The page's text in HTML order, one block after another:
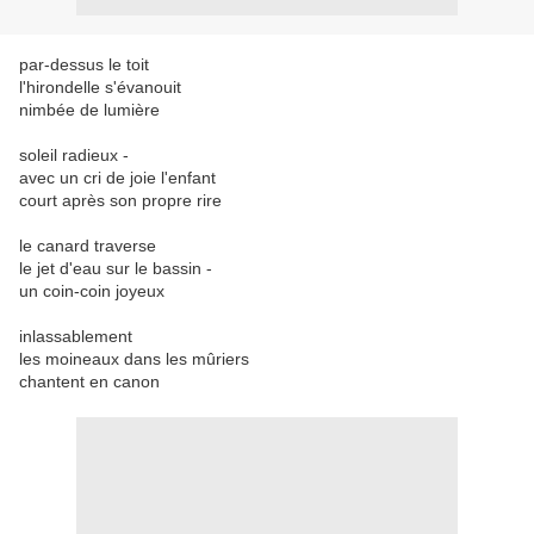
par-dessus le toit
l'hirondelle s'évanouit
nimbée de lumière
soleil radieux -
avec un cri de joie l'enfant
court après son propre rire
le canard traverse
le jet d'eau sur le bassin -
un coin-coin joyeux
inlassablement
les moineaux dans les mûriers
chantent en canon